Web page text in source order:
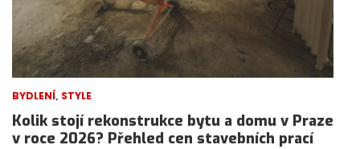
BYDLENÍ, STYLE
Kolik stojí rekonstrukce bytu a domu v Praze
v roce 2026? Přehled cen stavebních prací